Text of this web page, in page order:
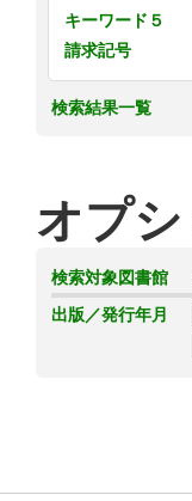
キーワード５
請求記号
検索結果一覧
オプ
検索対象図書館
出版／発行年月